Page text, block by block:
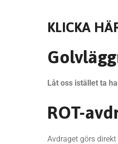
KLICKA
Låt oss istället ta
ROT-
Avdraget görs